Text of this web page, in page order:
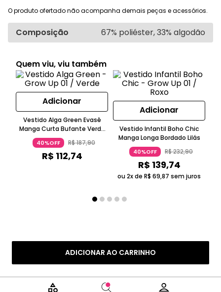
ADICIONAR AO CARRINHO
O produto ofertado não acompanha demais peças e acessórios.
Composição 67% poliéster, 33% algodão
Quem viu, viu também
Adicionar
Vestido Alga Green Evasê
Manga Curta Bufante Verde
Alga
40%OFF R$187,90
R$ 112,74
Adicionar
Vestido Infantil Boho Chic
Manga Longa Bordado Lilás
40%OFF R$232,90
R$ 139,74
ou 2x de R$ 69,87 sem juros